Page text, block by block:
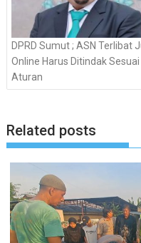
DPRD Sumut ; ASN Terlibat
Online Harus Ditindak Sesuai
Aturan
Related posts